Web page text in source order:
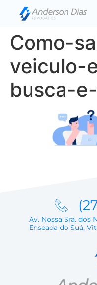
Como-
veiculo-
busca-e-
Av. Nossa Sra. dos
Enseada do Suá,